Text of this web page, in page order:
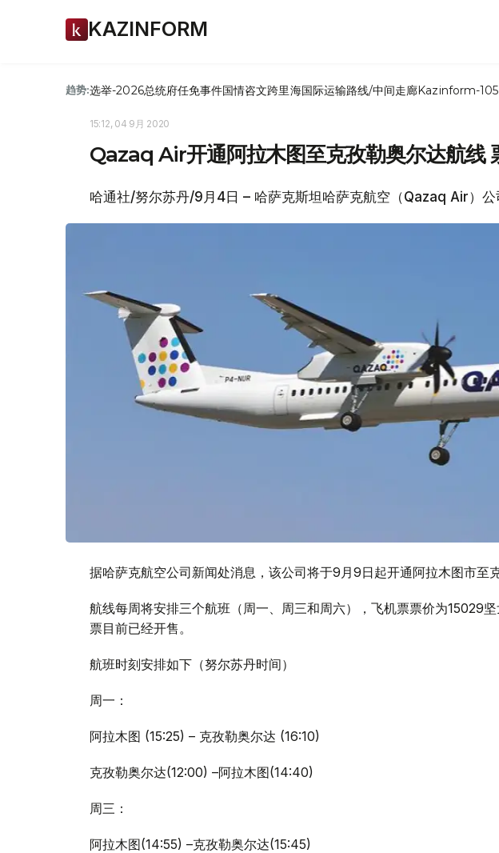
KAZINFORM
趋势:选举-2026总统府任免事件国情咨文跨里海国际运输路线/中间走廊Kazinform-105
15:12, 04 9月 2020
Qazaq Air开通阿拉木图至克孜勒奥尔达航线
哈通社/努尔苏丹/9月4日 – 哈萨克斯坦哈萨克航空（Qazaq Air）公
据哈萨克航空公司新闻处消息，该公司将于9月9日起开通阿拉木图市至
航线每周将安排三个航班（周一、周三和周六），飞机票票价为15029
票目前已经开售。
航班时刻安排如下（努尔苏丹时间）
周一：
阿拉木图 (15:25) – 克孜勒奥尔达 (16:10)
克孜勒奥尔达(12:00) –阿拉木图(14:40)
周三：
阿拉木图(14:55) –克孜勒奥尔达(15:45)